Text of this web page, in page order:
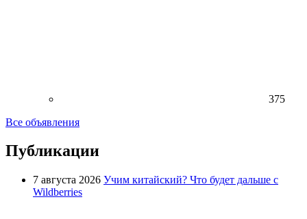
375
Все объявления
Публикации
7 августа 2026 Учим китайский? Что будет дальше с
Wildberries